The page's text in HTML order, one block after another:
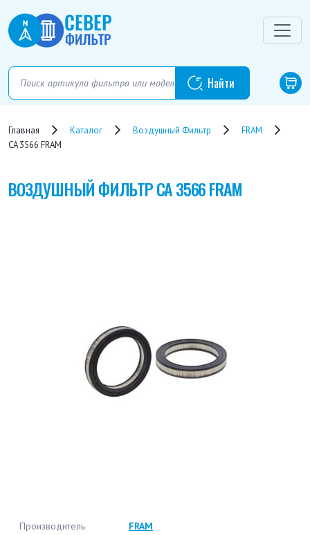
Главная Каталог Воздушный Фильтр
FRAM
CA 3566 FRAM
ВОЗДУШНЫЙ ФИЛЬТРCA 3566 FRAM
Производитель FRAM